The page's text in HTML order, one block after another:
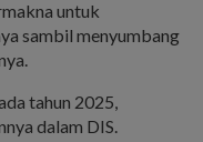
untuk
sambil menyumbang
tahun 2025,
dalam DIS.